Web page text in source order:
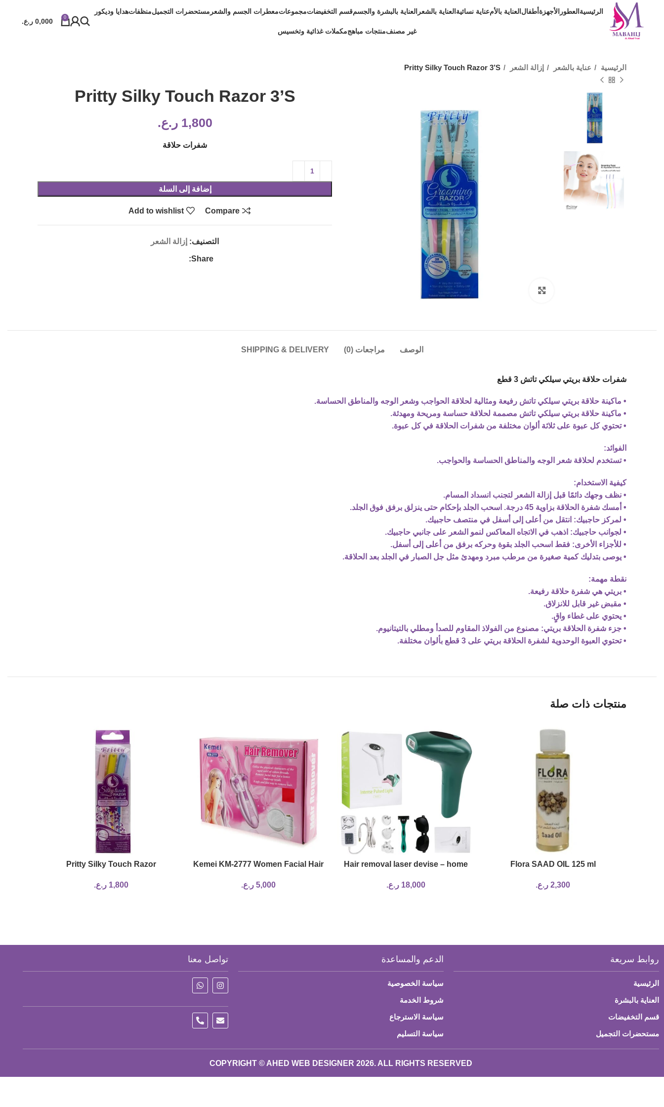
الرئيسيةالعطور الأجهزةأطفالالعناية بالأمعناية نسائيةالعناية بالشعر العناية بالبشرة والجسمقسم التخفيضاتمجموعاتمعطرات الجسم والشعر مستحضرات التجميلمنظفاتهدايا وديكور
غير مصنفمنتجات مباهجمكملات غذائية وتخسيس
0
0,000 ر.ع.
الرئيسية عناية بالشعر إزالة الشعر Pritty Silky Touch Razor 3’S
Pritty Silky Touch Razor 3’S
1,800 ر.ع.
شفرات حلاقة
إضافة إلى السلة
Compare
Add to wishlist
التصنيف: إزالة الشعر
Share:
الوصف مراجعات (0) SHIPPING & DELIVERY
شفرات حلاقة بريتي سيلكي تاتش 3 قطع
• ماكينة حلاقة بريتي سيلكي تاتش رفيعة ومثالية لحلاقة الحواجب وشعر الوجه والمناطق الحساسة.
• ماكينة حلاقة بريتي سيلكي تاتش مصممة لحلاقة حساسة ومريحة ومهدئة.
• تحتوي كل عبوة على ثلاثة ألوان مختلفة من شفرات الحلاقة في كل عبوة.
الفوائد:
• تستخدم لحلاقة شعر الوجه والمناطق الحساسة والحواجب.
كيفية الاستخدام:
• نظف وجهك دائمًا قبل إزالة الشعر لتجنب انسداد المسام.
• أمسك شفرة الحلاقة بزاوية 45 درجة. اسحب الجلد بإحكام حتى ينزلق برفق فوق الجلد.
• لمركز حاجبيك: انتقل من أعلى إلى أسفل في منتصف حاجبيك.
• لجوانب حاجبيك: اذهب في الاتجاه المعاكس لنمو الشعر على جانبي حاجبيك.
• للأجزاء الأخرى: فقط اسحب الجلد بقوة وحركه برفق من أعلى إلى أسفل.
• يوصى بتدليك كمية صغيرة من مرطب مبرد ومهدئ مثل جل الصبار في الجلد بعد الحلاقة.
نقطة مهمة:
• بريتي هي شفرة حلاقة رفيعة.
• مقبض غير قابل للانزلاق.
• يحتوي على غطاء واقٍ.
• جزء شفرة الحلاقة بريتي: مصنوع من الفولاذ المقاوم للصدأ ومطلي بالتيتانيوم.
• تحتوي العبوة الوحدوية لشفرة الحلاقة بريتي على 3 قطع بألوان مختلفة.
منتجات ذات صلة
Flora SAAD OIL 125 ml
2,300 ر.ع.
Hair removal laser devise – home
18,000 ر.ع.
Kemei KM-2777 Women Facial Hair
5,000 ر.ع.
Pritty Silky Touch Razor
1,800 ر.ع.
روابط سريعة
الرئيسية
العناية بالبشرة
قسم التخفيضات
مستحضرات التجميل
الدعم والمساعدة
سياسة الخصوصية
شروط الخدمة
سياسة الاسترجاع
سياسة التسليم
تواصل معنا
COPYRIGHT © AHED WEB DESIGNER 2026. ALL RIGHTS RESERVED